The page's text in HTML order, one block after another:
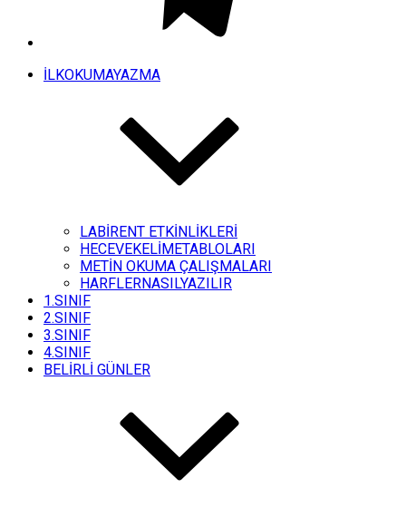
İLKOKUMAYAZMA
LABİRENT ETKİNLİKLERİ
HECEVEKELİMETABLOLARI
METİN OKUMA ÇALIŞMALARI
HARFLERNASILYAZILIR
1.SINIF
2.SINIF
3.SINIF
4.SINIF
BELİRLİ GÜNLER